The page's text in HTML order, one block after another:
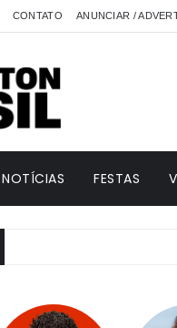
CONTATO ANUNCIAR /
NOTÍCIAS FESTAS